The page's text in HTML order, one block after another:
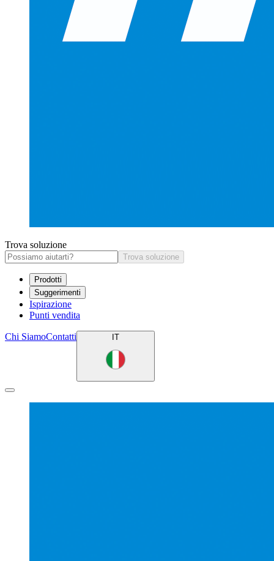
Trova soluzione
Trova soluzione
Prodotti
Suggerimenti
Ispirazione
Punti vendita
Chi SiamoContatti IT